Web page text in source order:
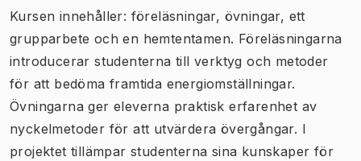
Kursen innehåller: föreläsningar, övningar, ett
grupparbete och en hemtentamen. Föreläsningarna
introducerar studenterna till verktyg och metoder
för att bedöma framtida energiomställningar.
Övningarna ger eleverna praktisk erfarenhet av
nyckelmetoder för att utvärdera övergångar. I
projektet tillämpar studenterna sina kunskaper för